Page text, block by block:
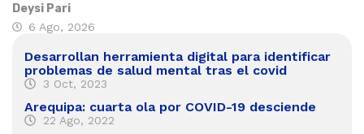
Deysi Pari
6 Ago, 2026
Desarrollan herramienta digital para identificar
problemas de salud mental tras el covid
3 Oct, 2023
Arequipa: cuarta ola por COVID-19 desciende
22 Ago, 2022